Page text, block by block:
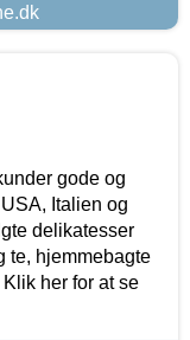
gode og
Italien og
delikatesser
te, hjemmebagte
her for at se